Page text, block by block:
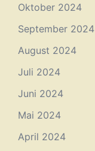
Oktober 2024
September 2024
August 2024
Juli 2024
Juni 2024
Mai 2024
April 2024